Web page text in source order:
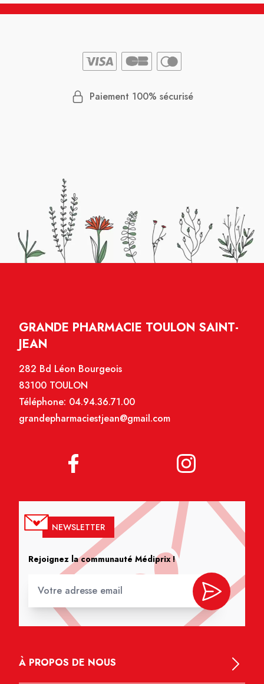
Paiement 100% sécurisé
GRANDE PHARMACIE TOULON SAINT-
JEAN
282 Bd Léon Bourgeois
83100 TOULON
Téléphone: 04.94.36.71.00
grandepharmaciestjean@gmail.com
NEWSLETTER
Rejoignez la communauté Médiprix !
À PROPOS DE NOUS